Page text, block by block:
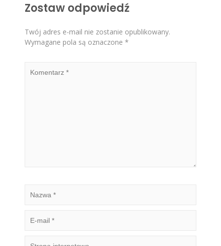
Zostaw odpowiedź
Twój adres e-mail nie zostanie opublikowany.
Wymagane pola są oznaczone *